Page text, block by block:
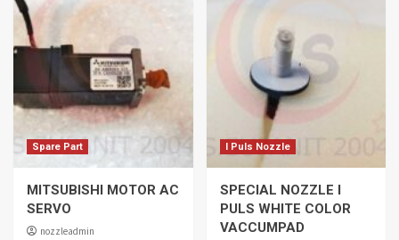
Spare Part
MITSUBISHI MOTOR AC
SERVO
nozzleadmin
I Puls Nozzle
SPECIAL NOZZLE I
PULS WHITE COLOR
VACCUMPAD